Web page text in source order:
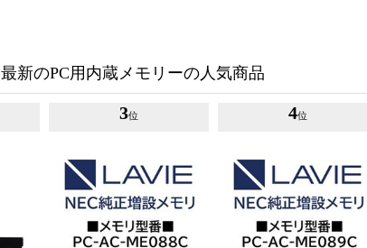
最新のPC用内蔵メモリーの人気商品
3位 4位